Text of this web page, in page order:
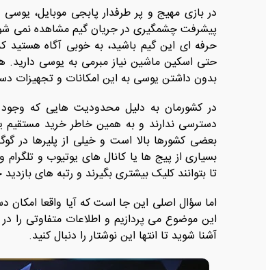
پیشرفت چشمگیری در جریان گیم مشاهده نمی شود
حرفه ‌ای این گیم باشید، به خوبی آگاه
حتی اسکین ماشین نیاز مبرمی به یوسی دارید.
بدون داشتن یوسی به این امکانات و تجهیزات
در کشورمان به دلیل محدودیت هایی که وجود
بعضی کشورها بالا است و خیلی از پلیرها در
بسیاری از پیج ها یا کانال های یوتیوب و
تا بتوانند کلیک بیشتری بگیرند و رتبه های بازدید
اما سؤال اصلی این جا است که آیا واقعا امکان
این موضوع می پردازیم و اطلاعات متفاوتی را
آشنا شوید تا انتها این نوشتار را دنبال کنید.